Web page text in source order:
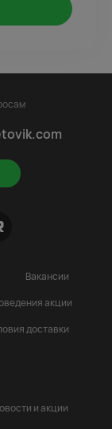
Вакансии
акции
доставки
и акции